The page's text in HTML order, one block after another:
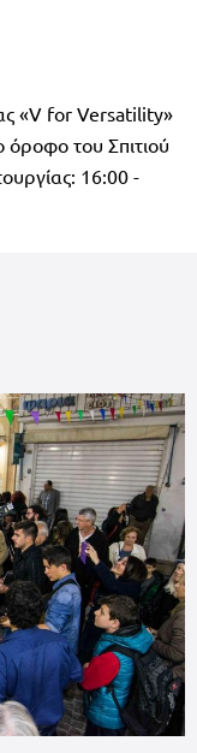
«V for Versatility»
του Σπιτιού
16:00 -